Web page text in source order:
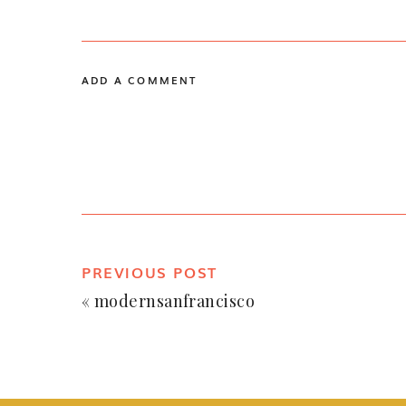
ADD A COMMENT
PREVIOUS POST
« modernsanfrancisco